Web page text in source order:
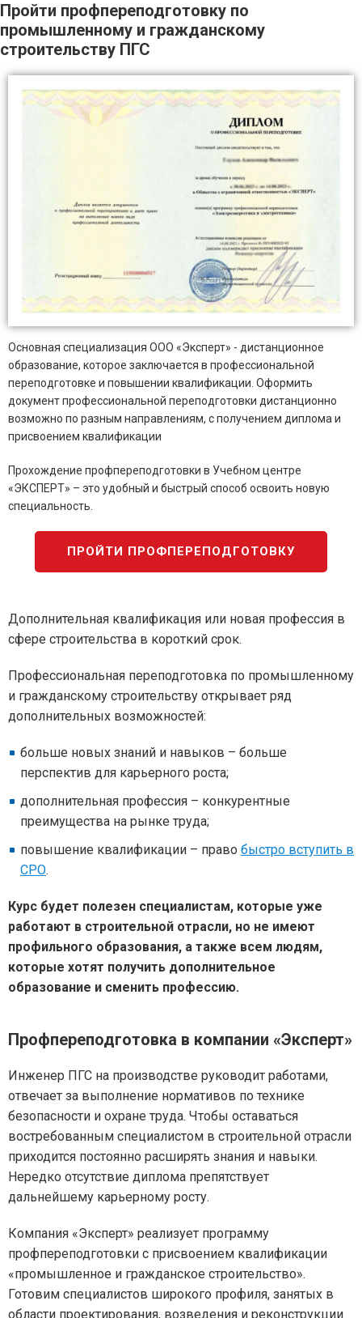
Пройти профпереподготовку по
промышленному и гражданскому
строительству ПГС
Основная специализация ООО «Эксперт» - дистанционное
образование, которое заключается в профессиональной
переподготовке и повышении квалификации. Оформить
документ профессиональной переподготовки дистанционно
возможно по разным направлениям, с получением диплома и
присвоением квалификации
Прохождение профпереподготовки в Учебном центре
«ЭКСПЕРТ» – это удобный и быстрый способ освоить новую
специальность.
ПРОЙТИ ПРОФПЕРЕПОДГОТОВКУ
Дополнительная квалификация или новая профессия в
сфере строительства в короткий срок.
Профессиональная переподготовка по промышленному
и гражданскому строительству открывает ряд
дополнительных возможностей:
больше новых знаний и навыков – больше
перспектив для карьерного роста;
дополнительная профессия – конкурентные
преимущества на рынке труда;
повышение квалификации – право быстро вступить в
СРО.
Курс будет полезен специалистам, которые уже
работают в строительной отрасли, но не имеют
профильного образования, а также всем людям,
которые хотят получить дополнительное
образование и сменить профессию.
Профпереподготовка в компании «Эксперт»
Инженер ПГС на производстве руководит работами,
отвечает за выполнение нормативов по технике
безопасности и охране труда. Чтобы оставаться
востребованным специалистом в строительной отрасли
приходится постоянно расширять знания и навыки.
Нередко отсутствие диплома препятствует
дальнейшему карьерному росту.
Компания «Эксперт» реализует программу
профпереподготовки с присвоением квалификации
«промышленное и гражданское строительство».
Готовим специалистов широкого профиля, занятых в
области проектирования, возведения и реконструкции